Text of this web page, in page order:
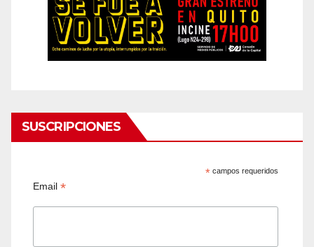
SUSCRIPCIONES
* campos requeridos
Email*